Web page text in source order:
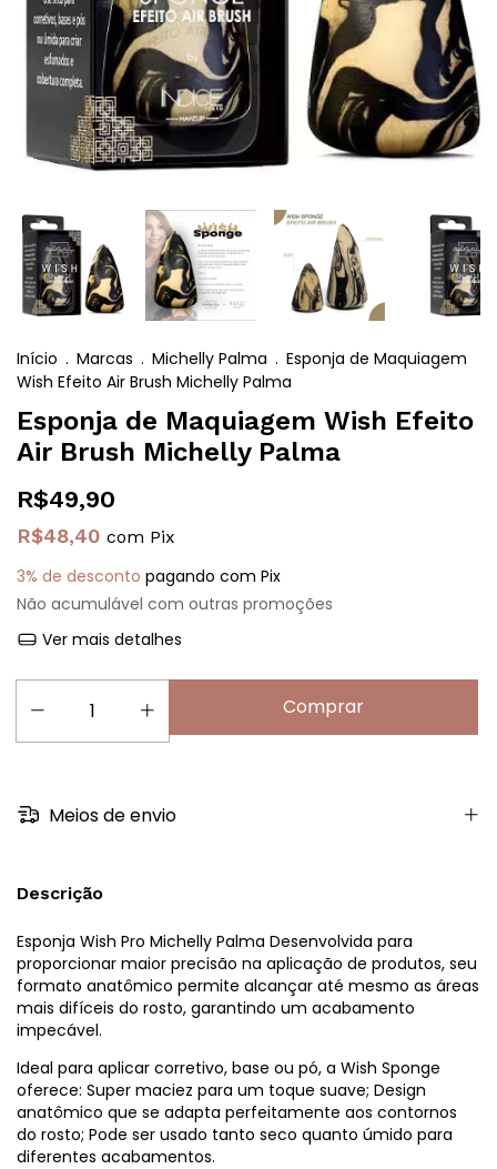
Início . Marcas . Michelly Palma . Esponja de Maquiagem
Wish Efeito Air Brush Michelly Palma
Esponja de Maquiagem Wish Efeito
Air Brush Michelly Palma
R$49,90
R$48,40 com Pix
3% de desconto pagando com Pix
Não acumulável com outras promoções
Ver mais detalhes
Meios de envio
Descrição
Esponja Wish Pro Michelly Palma Desenvolvida para
proporcionar maior precisão na aplicação de produtos, seu
formato anatômico permite alcançar até mesmo as áreas
mais difíceis do rosto, garantindo um acabamento
impecável.
Ideal para aplicar corretivo, base ou pó, a Wish Sponge
oferece: Super maciez para um toque suave; Design
anatômico que se adapta perfeitamente aos contornos
do rosto; Pode ser usado tanto seco quanto úmido para
diferentes acabamentos.